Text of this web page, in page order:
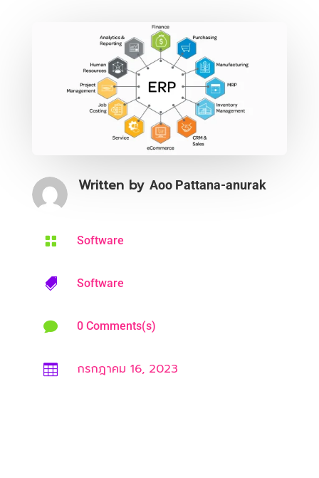
Written by Aoo Pattana-anurak
 Software
 Software
 0 Comments(s)
 กรกฎาคม 16, 2023